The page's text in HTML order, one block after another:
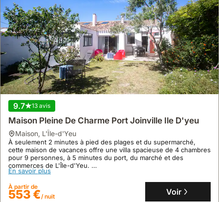
9.7 13 avis
Maison Pleine De Charme Port Joinville Ile D'yeu
maison, L'Île-d'Yeu
À seulement 2 minutes à pied des plages et du supermarché,
cette maison de vacances offre une villa spacieuse de 4 chambres
pour 9 personnes, à 5 minutes du port, du marché et des
commerces de L'Île-d'Yeu.
Profitez d'une location de villa rénovée avec jardin, terrasse
équipée d'un barbecue, et une dépendance indépendante pour
un séjour confortable et bien situé.
En savoir plus
À partir de
553 €/ nuit Voir